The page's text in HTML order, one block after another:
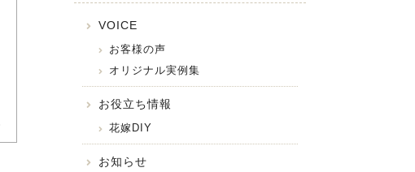
VOICE
お客様の声
オリジナル実例集
お役立ち情報
花嫁DIY
お知らせ